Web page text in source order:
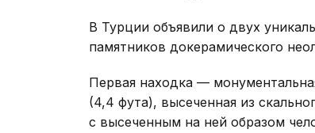
В Турции объявили о двух
памятников докерамического
Первая находка —
(4,4 фута), высеченная из
с высеченным на ней образом